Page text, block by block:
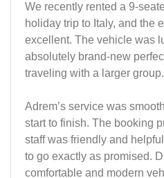
We recently rented a 9-
holiday trip to Italy, and the
excellent. The vehicle was
absolutely brand-new
traveling with a larger group.
Adrem’s service was
start to finish. The booking
staff was friendly and
to go exactly as promised.
comfortable and modern